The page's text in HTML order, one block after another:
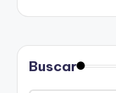
Buscar